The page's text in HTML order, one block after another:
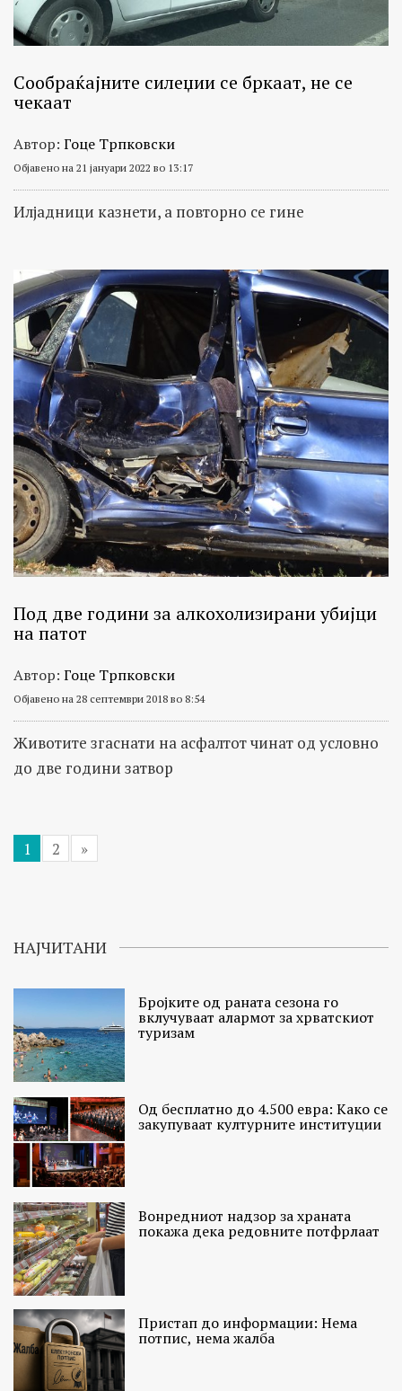
Сообраќајните силеџии се бркаат, не се
чекаат
Автор: Гоце Трпковски
Објавено на 21 јануари 2022 во 13:17
Илјадници казнети, а повторно се гине
Под две години за алкохолизирани убијци
на патот
Автор: Гоце Трпковски
Објавено на 28 септември 2018 во 8:54
Животите згаснати на асфалтот чинат од условно
до две години затвор
1 2 »
НАЈЧИТАНИ
Бројките од раната сезона го
вклучуваат алармот за хрватскиот
туризам
Од бесплатно до 4.500 евра: Како се
закупуваат културните институции
Вонредниот надзор за храната
покажа дека редовните потфрлаат
Пристап до информации: Нема
потпис, нема жалба